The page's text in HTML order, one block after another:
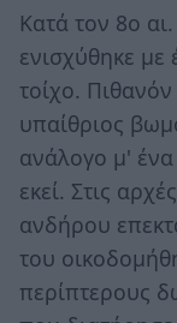
Κατά τον 8ο
ενισχύθηκε
τοίχο.
υπαίθριος
ανάλογο μ'
εκεί. Στις
ανδήρου
του
περίπτερους